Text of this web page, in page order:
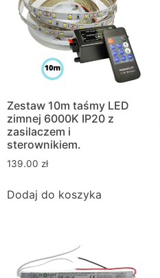
Zestaw 10m taśmy LED
zimnej 6000K IP20 z
zasilaczem i
sterownikiem.
139.00 zł
Dodaj do koszyka